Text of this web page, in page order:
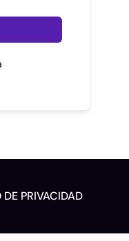
DE PRIVACIDAD